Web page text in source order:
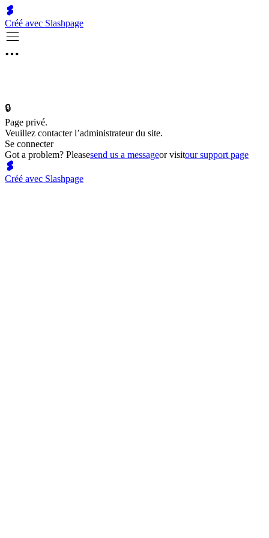
Créé avec Slashpage
🔒
Page privé.
Veuillez contacter l’administrateur du site.
Se connecter
Got a problem? Pleasesend us a messageor visitour support page
Créé avec Slashpage